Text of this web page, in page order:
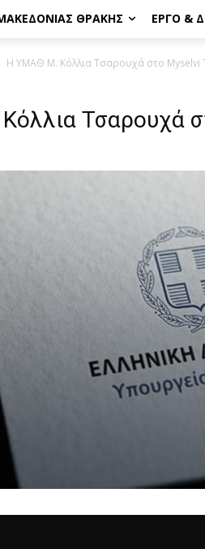
ΘΡΆΚΗΣ ΈΡΓΟ &
Η ΥΜΑΘ Μ. Κόλλια Τσαρουχά στο Myselvi
Τσαρουχά